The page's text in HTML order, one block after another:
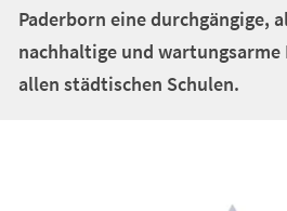
Paderborn eine durchgängige,
nachhaltige und
allen städtischen Schulen.